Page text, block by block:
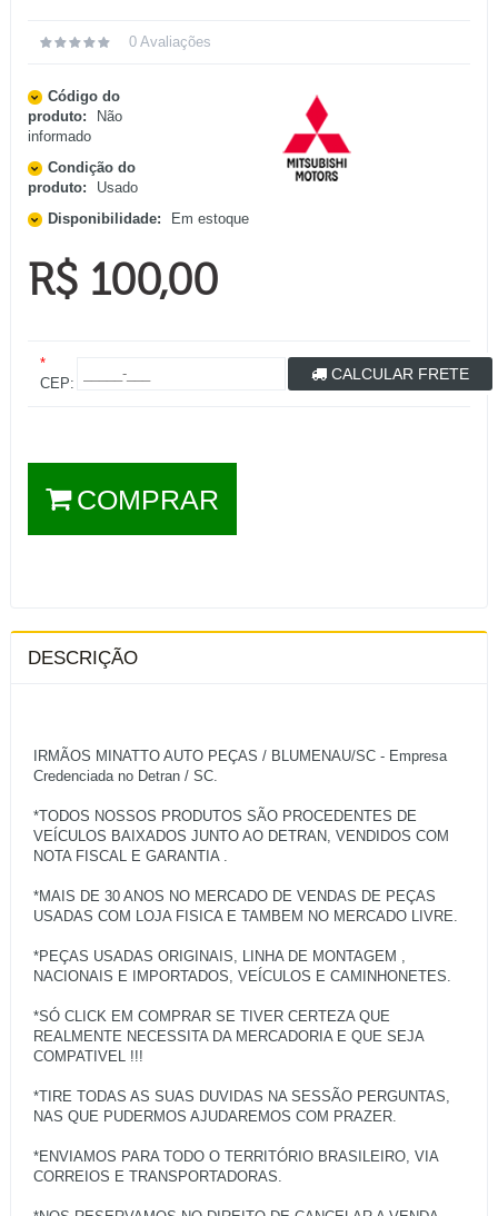
0 Avaliações
Código do
produto:
Não
informado
Condição do
produto:
Usado
Disponibilidade:
Em estoque
R$ 100,00
*
CEP:
CALCULAR FRETE
COMPRAR
DESCRIÇÃO
IRMÃOS MINATTO AUTO PEÇAS / BLUMENAU/SC - Empresa
Credenciada no Detran / SC.
*TODOS NOSSOS PRODUTOS SÃO PROCEDENTES DE
VEÍCULOS BAIXADOS JUNTO AO DETRAN, VENDIDOS COM
NOTA FISCAL E GARANTIA .
*MAIS DE 30 ANOS NO MERCADO DE VENDAS DE PEÇAS
USADAS COM LOJA FISICA E TAMBEM NO MERCADO LIVRE.
*PEÇAS USADAS ORIGINAIS, LINHA DE MONTAGEM ,
NACIONAIS E IMPORTADOS, VEÍCULOS E CAMINHONETES.
*SÓ CLICK EM COMPRAR SE TIVER CERTEZA QUE
REALMENTE NECESSITA DA MERCADORIA E QUE SEJA
COMPATIVEL !!!
*TIRE TODAS AS SUAS DUVIDAS NA SESSÃO PERGUNTAS,
NAS QUE PUDERMOS AJUDAREMOS COM PRAZER.
*ENVIAMOS PARA TODO O TERRITÓRIO BRASILEIRO, VIA
CORREIOS E TRANSPORTADORAS.